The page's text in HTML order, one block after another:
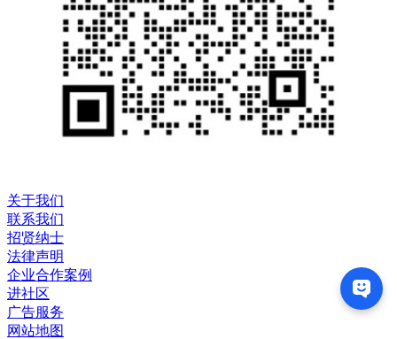
关于我们
联系我们
招贤纳士
法律声明
企业合作案例
进社区
广告服务
网站地图